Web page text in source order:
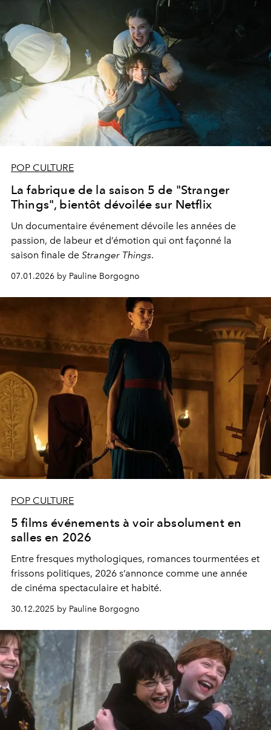
POP CULTURE
La fabrique de la saison 5 de "Stranger
Things", bientôt dévoilée sur Netflix
Un documentaire événement dévoile les années de
passion, de labeur et d’émotion qui ont façonné la
saison finale de Stranger Things.
07.01.2026 by Pauline Borgogno
POP CULTURE
5 films événements à voir absolument en
salles en 2026
Entre fresques mythologiques, romances tourmentées et
frissons politiques, 2026 s’annonce comme une année
de cinéma spectaculaire et habité.
30.12.2025 by Pauline Borgogno